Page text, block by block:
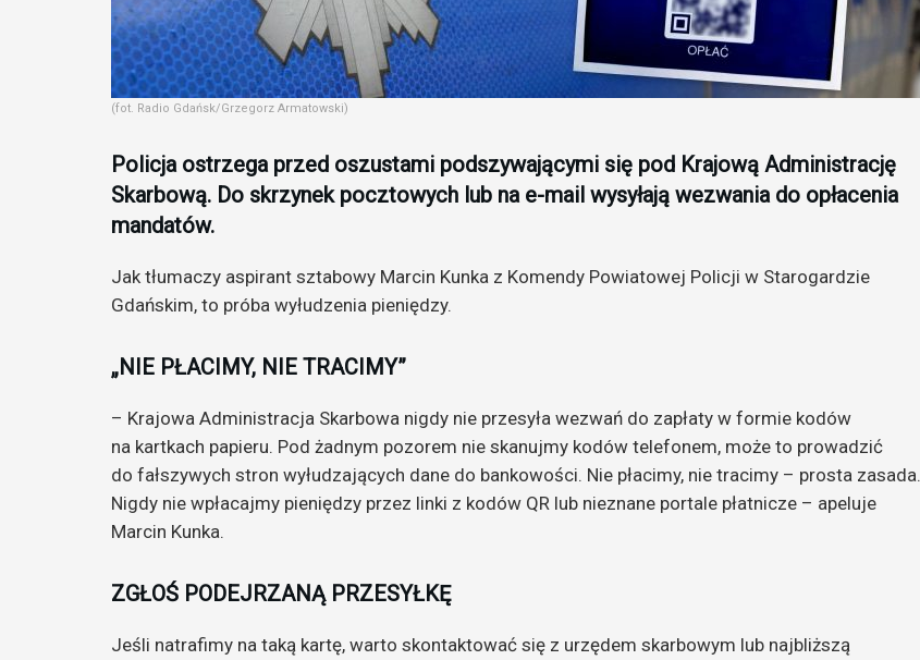
(fot. Radio Gdańsk/Grzegorz Armatowski)
Policja ostrzega przed oszustami podszywającymi się pod Krajową Administrację
Skarbową. Do skrzynek pocztowych lub na e-mail wysyłają wezwania do opłacenia
mandatów.
Jak tłumaczy aspirant sztabowy Marcin Kunka z Komendy Powiatowej Policji w Starogardzie
Gdańskim, to próba wyłudzenia pieniędzy.
„NIE PŁACIMY, NIE TRACIMY”
– Krajowa Administracja Skarbowa nigdy nie przesyła wezwań do zapłaty w formie kodów
na kartkach papieru. Pod żadnym pozorem nie skanujmy kodów telefonem, może to prowadzić
do fałszywych stron wyłudzających dane do bankowości. Nie płacimy, nie tracimy – prosta zasada.
Nigdy nie wpłacajmy pieniędzy przez linki z kodów QR lub nieznane portale płatnicze – apeluje
Marcin Kunka.
ZGŁOŚ PODEJRZANĄ PRZESYŁKĘ
Jeśli natrafimy na taką kartę, warto skontaktować się z urzędem skarbowym lub najbliższą